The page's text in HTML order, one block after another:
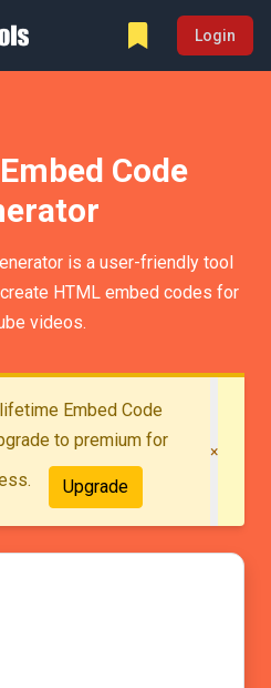
Login
Code
is a user-friendly tool
HTML embed codes for
videos.
Embed Code
to premium for
Upgrade
×